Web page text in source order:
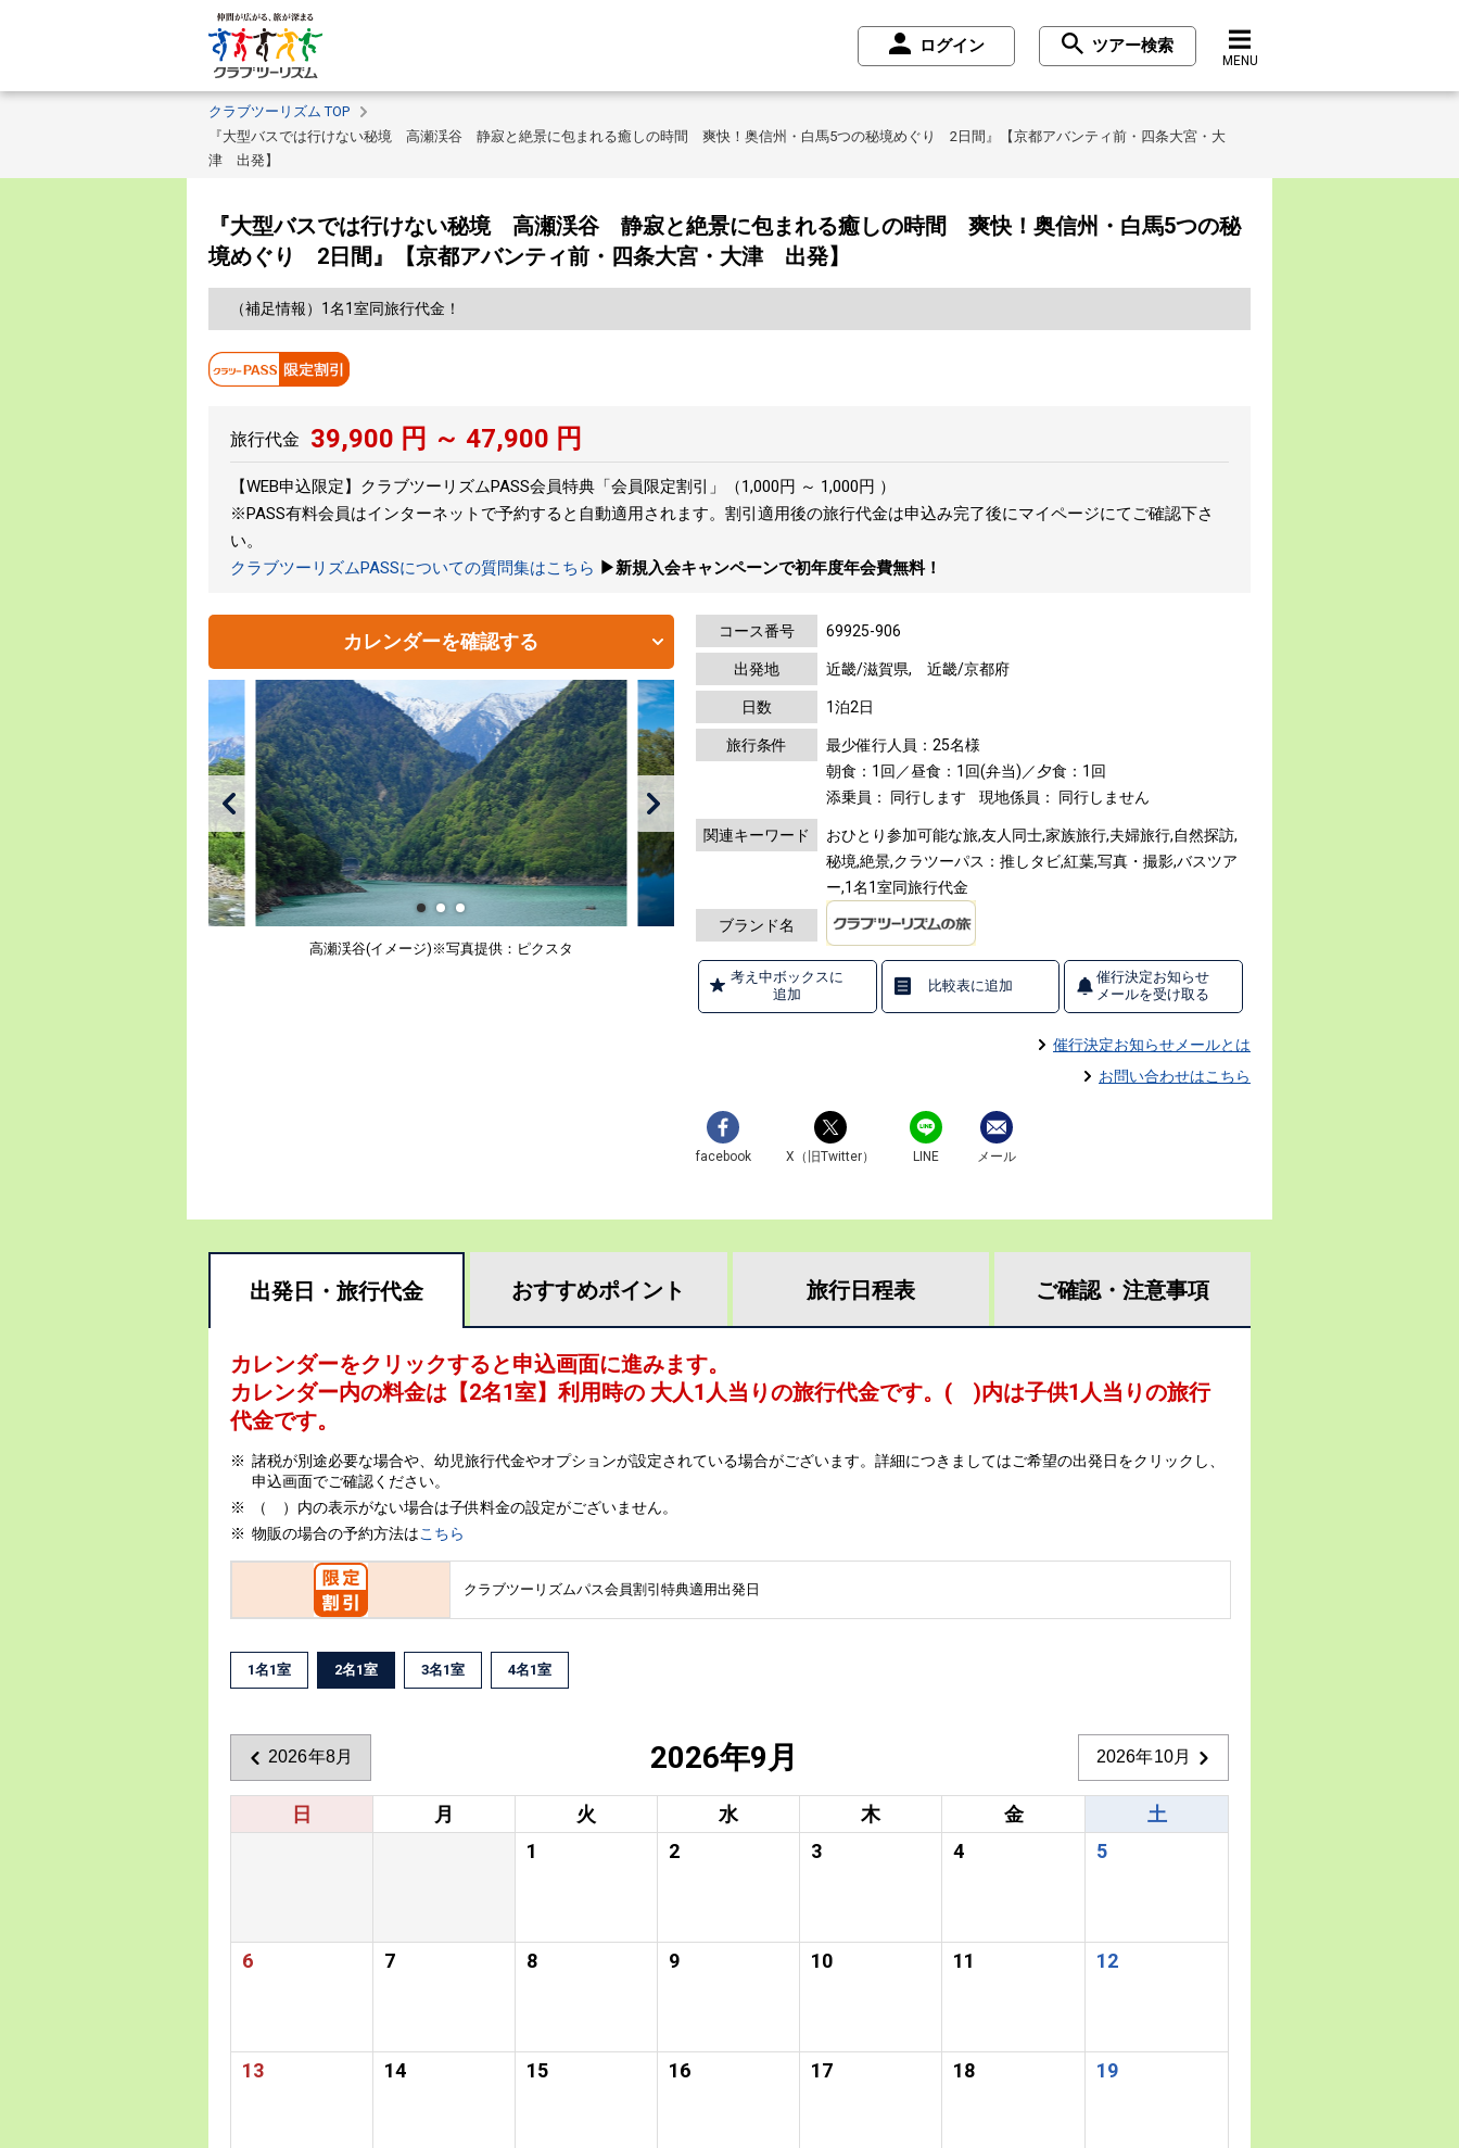
ログイン ツアー検索
MENU
クラブツーリズム TOP
『大型バスでは行けない秘境 高瀬渓谷 静寂と絶景に包まれる癒しの時間 爽快！奥信州・白馬5つの秘境めぐり 2日間』【京都アバンティ前・四条大宮・大
津 出発】
『大型バスでは行けない秘境 高瀬渓谷 静寂と絶景に包まれる癒しの時間 爽快！奥信州・白馬5つの秘
境めぐり 2日間』【京都アバンティ前・四条大宮・大津 出発】
（補足情報）1名1室同旅行代金！
旅行代金 39,900 円 ～ 47,900 円
【WEB申込限定】クラブツーリズムPASS会員特典「会員限定割引」（1,000円 ～ 1,000円 ）
※PASS有料会員はインターネットで予約すると自動適用されます。割引適用後の旅行代金は申込み完了後にマイページにてご確認下さ
い。
クラブツーリズムPASSについての質問集はこちら ▶新規入会キャンペーンで初年度年会費無料！
カレンダーを確認する
高瀬渓谷(イメージ)※写真提供：ピクスタ
コース番号 69925-906
出発地 近畿/滋賀県, 近畿/京都府
日数 1泊2日
旅行条件
最少催行人員：25名様
朝食：1回／昼食：1回(弁当)／夕食：1回
添乗員： 同行します
現地係員： 同行しません
関連キーワード
おひとり参加可能な旅,友人同士,家族旅行,夫婦旅行,自然探訪,
秘境,絶景,クラツーパス：推しタビ,紅葉,写真・撮影,バスツア
ー,1名1室同旅行代金
ブランド名
考え中ボックスに
追加
比較表に追加
催行決定お知らせ
メールを受け取る
催行決定お知らせメールとは
お問い合わせはこちら
facebook X（旧Twitter） LINE メール
出発日・ 旅行代金 おすすめポイント 旅行日程表 ご確認・ 注意事項
カレンダーをクリックすると申込画面に進みます。
カレンダー内の料金は 【2名1室】利用時の 大人1人当りの旅行代金です。 ( )内は子供1人当りの旅行
代金です。
諸税が別途必要な場合や、幼児旅行代金やオプションが設定されている場合がございます。詳細につきましてはご希望の出発日をクリックし、
申込画面でご確認ください。
（ ）内の表示がない場合は子供料金の設定がございません。
物販の場合の予約方法はこちら
クラブツーリズムパス会員割引特典適用出発日
1名1室 2名1室 3名1室 4名1室
2026年8月 2026年9月 2026年10月
日 月 火 水 木 金
土
1
2 3 4 5
6 7 8 9 10 11 12
13 14 15 16 17 18 19